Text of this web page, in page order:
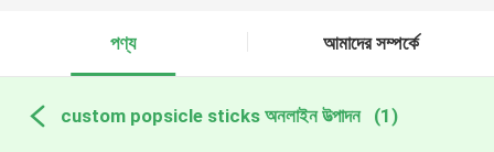
পণ্য
আমাদের সম্পর্কে
custom popsicle sticks অনলাইন উত্পাদন (1)